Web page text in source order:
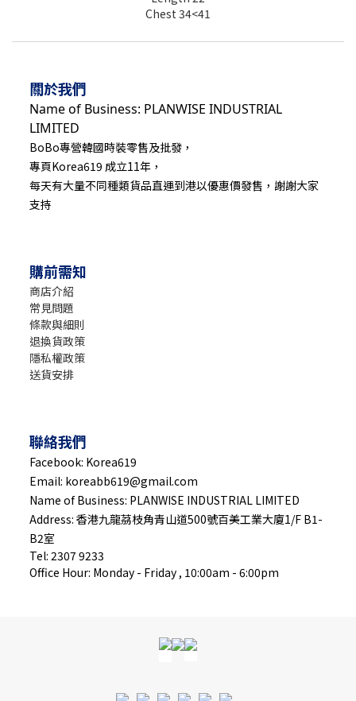
Chest 34<41
關於我們
Name of Business: PLANWISE INDUSTRIAL
LIMITED
BoBo專營韓國時裝零售及批發，
專頁Korea619 成立11年，
每天有大量不同種類貨品直運到港以優惠價發售，謝謝大家
支持
購前需知
商店介紹
常見問題
條款與細則
退換貨政策
隱私權政策
送貨安排
聯絡我們
Facebook: Korea619
Email: koreabb619@gmail.com
Name of Business: PLANWISE INDUSTRIAL LIMITED
Address: 香港九龍茘枝角青山道500號百美工業大廈1/F B1-
B2室
Tel: 2307 9233
Office Hour: Monday - Friday , 10:00am - 6:00pm